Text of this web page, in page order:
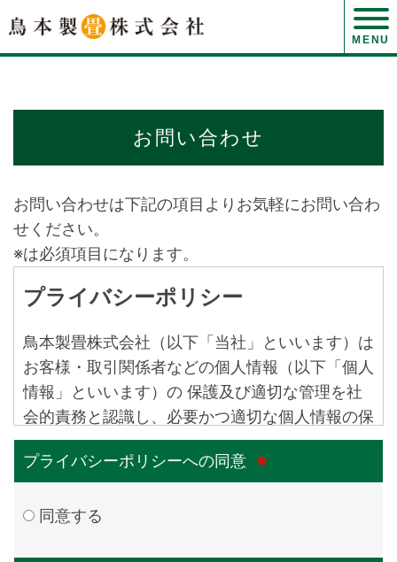
MENU
お問い合わせ
お問い合わせは下記の項目よりお気軽にお問い合わ
せください。
※は必須項目になります。
プライバシーポリシー
鳥本製畳株式会社（以下「当社」といいます）は
お客様・取引関係者などの個人情報（以下「個人
情報」といいます）の 保護及び適切な管理を社
会的責務と認識し、必要かつ適切な個人情報の保
護を行い、維持するために、次の方針のもとで個
人情報を取り扱います。
・法令の遵守について
プライバシーポリシーへの同意 ※
同意する